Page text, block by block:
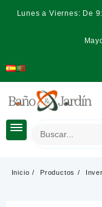
Lunes a Viernes: De
Inicio Productos